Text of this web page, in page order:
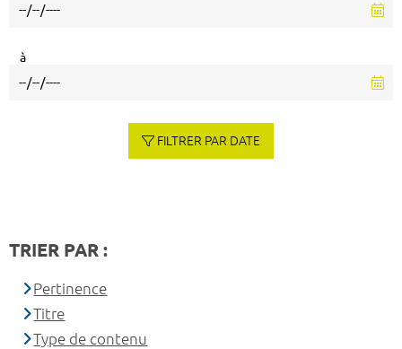
à
FILTRER PAR DATE
TRIER PAR :
Pertinence
Titre
Type de contenu